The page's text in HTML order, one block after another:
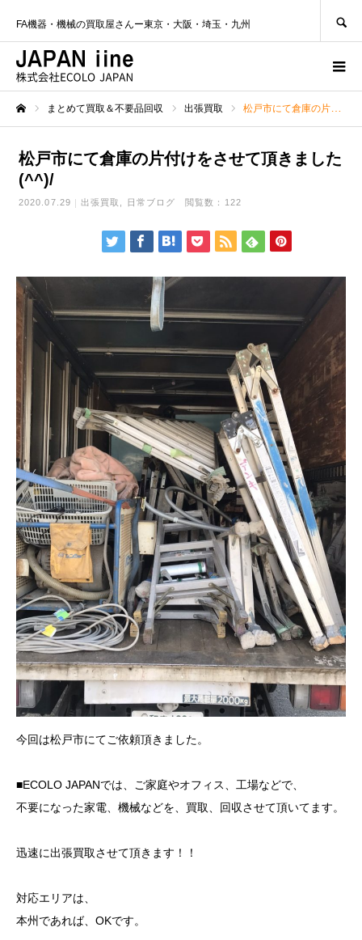
FA機器・機械の買取屋さんー東京・大阪・埼玉・九州
まとめて買取＆不要品回収 出張買取 松戸市にて倉庫の片付けをさせて頂きました(^^)/
松戸市にて倉庫の片付けをさせて頂きました
(^^)/
2020.07.29 出張買取 日常ブログ 閲覧数：122
今回は松戸市にてご依頼頂きました。
■ECOLO JAPANでは、ご家庭やオフィス、工場などで、
不要になった家電、機械などを、買取、回収させて頂いてます。
迅速に出張買取させて頂きます！！
対応エリアは、
本州であれば、OKです。